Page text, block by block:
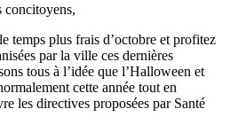
concitoyens,
temps plus frais d’octobre et profitez
par la ville ces dernières
tous à l’idée que l’Halloween et
cette année tout en
les directives proposées par Santé